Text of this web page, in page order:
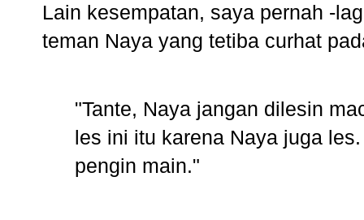
Lain kesempatan, saya pernah -
teman Naya yang tetiba curhat
"Tante, Naya jangan dilesin
les ini itu karena Naya juga
pengin main."